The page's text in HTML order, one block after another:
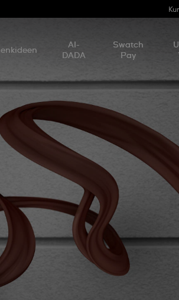
AI-
DADA
Swatch
Pay